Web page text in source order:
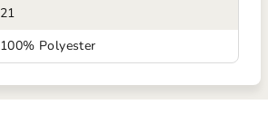
21
100% Polyester